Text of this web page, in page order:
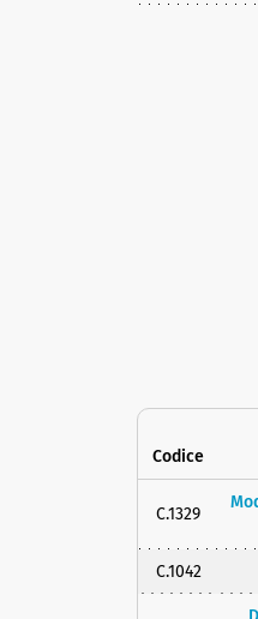
Codice
C.1329
C.1042